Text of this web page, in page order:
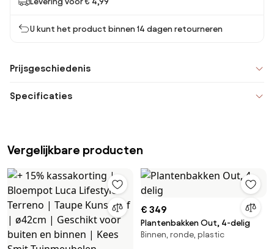
U kunt het product binnen 14 dagen retourneren
Prijsgeschiedenis
Specificaties
Vergelijkbare producten
€ 349
Plantenbakken Out, 4-delig
Binnen, ronde, plastic